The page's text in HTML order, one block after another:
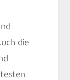
die